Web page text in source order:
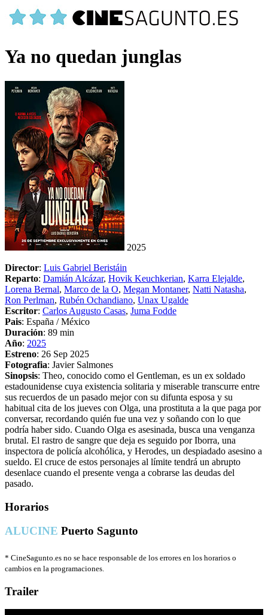
Ya no quedan junglas
2025
Director: Luis Gabriel Beristáin
Reparto: Damián Alcázar, Hovik Keuchkerian, Karra Elejalde,
Lorena Bernal, Marco de la O, Megan Montaner, Natti Natasha,
Ron Perlman, Rubén Ochandiano, Unax Ugalde
Escritor: Carlos Augusto Casas, Juma Fodde
Pais: España / México
Duración: 89 min
Año: 2025
Estreno: 26 Sep 2025
Fotografia: Javier Salmones
Sinopsis: Theo, conocido como el Gentleman, es un ex soldado
estadounidense cuya existencia solitaria y miserable transcurre entre
sus recuerdos de un pasado mejor con su difunta esposa y su
habitual cita de los jueves con Olga, una prostituta a la que paga por
conversar, recordando quién fue una vez y soñando con lo que
podría haber sido. Cuando Olga es asesinada, busca una venganza
brutal. El rastro de sangre que deja es seguido por Iborra, una
inspectora de policía alcohólica, y Herodes, un despiadado asesino a
sueldo. El cruce de estos personajes al límite tendrá un abrupto
desenlace cuando el presente venga a cobrarse las deudas del
pasado.
Horarios
ALUCINE Puerto Sagunto
* CineSagunto.es no se hace responsable de los errores en los horarios o
cambios en la programaciones.
Trailer